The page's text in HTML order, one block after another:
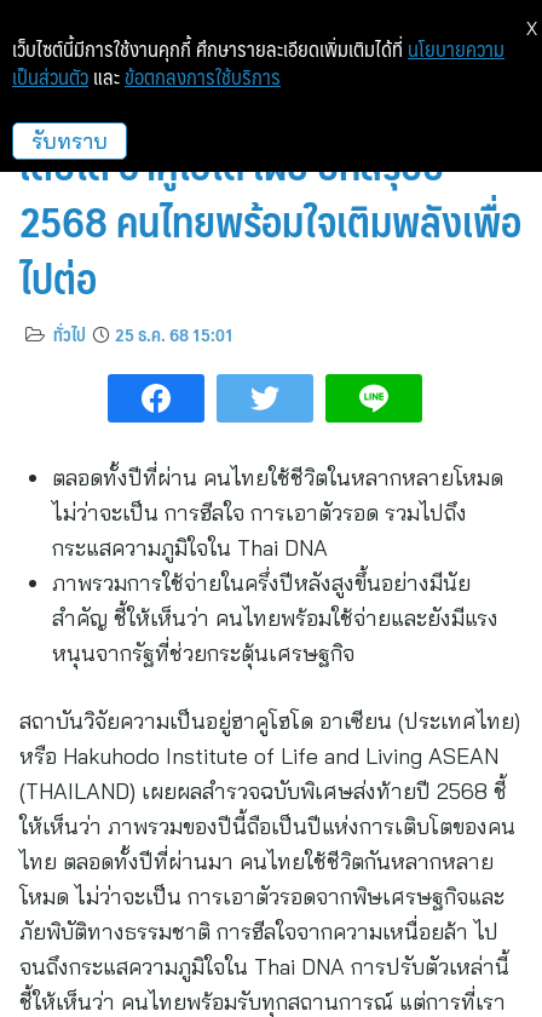
ต่างวัย ต่างเป้าหมาย ต่างสูตรการ
เติบโต ฮาคูโฮโด เผย บทสรุปปี
2568 คนไทยพร้อมใจเติมพลังเพื่อ
ไปต่อ
ทั่วไป 25 ธ.ค. 68 15:01
ตลอดทั้งปีที่ผ่าน คนไทยใช้ชีวิตในหลากหลายโหมด
ไม่ว่าจะเป็น การฮีลใจ การเอาตัวรอด รวมไปถึง
กระแสความภูมิใจใน Thai DNA
ภาพรวมการใช้จ่ายในครึ่งปีหลังสูงขึ้นอย่างมีนัย
สำคัญ ชี้ให้เห็นว่า คนไทยพร้อมใช้จ่ายและยังมีแรง
หนุนจากรัฐที่ช่วยกระตุ้นเศรษฐกิจ
สถาบันวิจัยความเป็นอยู่ฮาคูโฮโด อาเซียน (ประเทศไทย)
หรือ Hakuhodo Institute of Life and Living ASEAN
(THAILAND) เผยผลสำรวจฉบับพิเศษส่งท้ายปี 2568 ชี้
ให้เห็นว่า ภาพรวมของปีนี้ถือเป็นปีแห่งการเติบโตของคน
ไทย ตลอดทั้งปีที่ผ่านมา คนไทยใช้ชีวิตกันหลากหลาย
โหมด ไม่ว่าจะเป็น การเอาตัวรอดจากพิษเศรษฐกิจและ
ภัยพิบัติทางธรรมชาติ การฮีลใจจากความเหนื่อยล้า ไป
จนถึงกระแสความภูมิใจใน Thai DNA การปรับตัวเหล่านี้
ชี้ให้เห็นว่า คนไทยพร้อมรับทุกสถานการณ์ แต่การที่เรา
เว็บไซต์นี้มีการใช้งานคุกกี้ ศึกษารายละเอียดเพิ่มเติมได้ที่ นโยบายความ
เป็นส่วนตัว และ ข้อตกลงการใช้บริการ
รับทราบ
X